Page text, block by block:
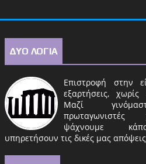
ΔΥΟ ΛΟΓΙΑ
Επιστροφή στην
εξαρτήσεις, χωρίς
Μαζί
ψάχνουμε
υπηρετήσουν τις δικές μας